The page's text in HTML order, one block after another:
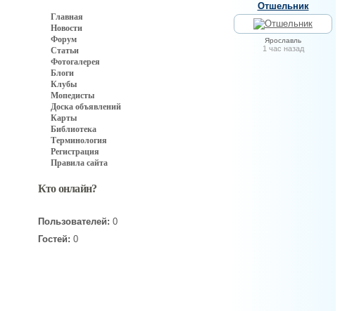
Главная
Новости
Форум
Статьи
Фотогалерея
Блоги
Клубы
Мопедисты
Доска объявлений
Карты
Библиотека
Терминология
Регистрация
Правила сайта
Кто онлайн?
Пользователей: 0
Гостей: 0
Отшельник
Ярославль
1 час назад